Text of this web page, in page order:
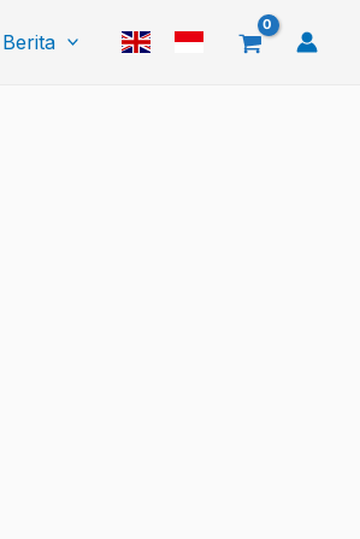
Berita